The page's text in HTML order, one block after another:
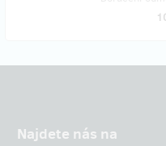
Najdete nás na